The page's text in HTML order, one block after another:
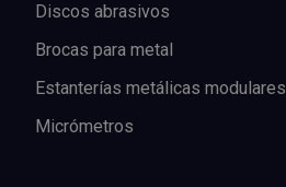
Discos abrasivos
Brocas para metal
Estanterías metálicas modulares
Micrómetros